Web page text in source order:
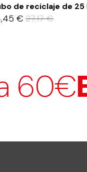
de reciclaje de
27,17€
€